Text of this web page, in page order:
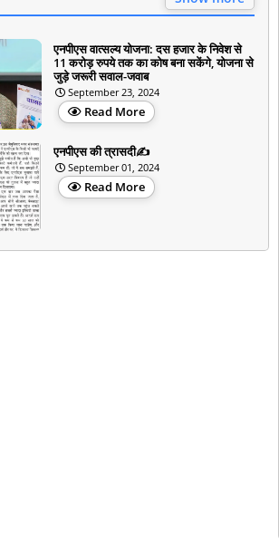
एनपीएस वात्सल्य योजना: दस हजार के निवेश से
11 करोड़ रुपये तक का कोष बना सकेंगे, योजना से
जुड़े जरूरी सवाल-जवाब
September 23, 2024
Read More
एनपीएस की त्रासदी✍️
September 01, 2024
Read More